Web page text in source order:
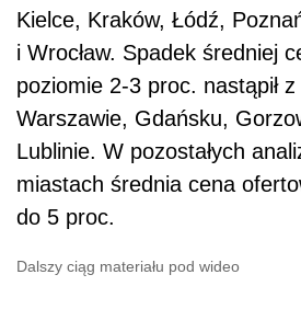
Kielce, Kraków, Łódź,
i Wrocław. Spadek średniej
poziomie 2-3 proc. nastąpił
Warszawie, Gdańsku,
Lublinie. W pozostałych
miastach średnia cena
do 5 proc.
Dalszy ciąg materiału pod wideo